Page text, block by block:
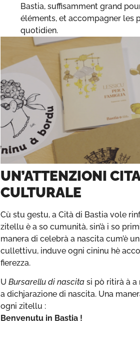
Bastia, suffisamment grand
éléments, et accompagner les
quotidien.
UN’ATTENZIONI
CULTURALE
Cù stu gestu, a Cità di Bastia vole
zitellu è a so cumunità, sin’à i so
manera di celebrà a nascita cum’è
cullettivu, induve ogni cininu hè
fierezza.
U Bursarellu di nascita si pò ritirà à a
a dichjarazione di nascita. Una
ogni zitellu :
Benvenutu in Bastia !